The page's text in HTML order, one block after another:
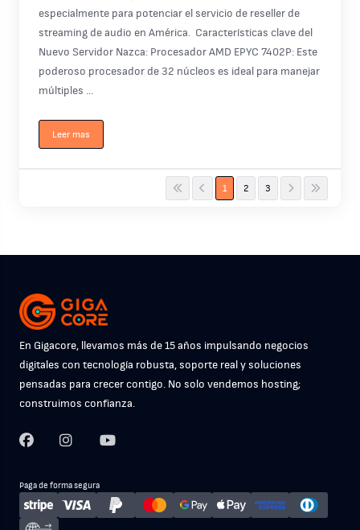
especialmente para potenciar el servicio de reseller de
streaming de audio en América. Características clave del
Nuevo Servidor Nazca: Procesador AMD EPYC 7402P: Este
poderoso procesador de 32 núcleos es ideal para manejar
múltiples ...
Leer mas
1 2 3
En Gigacore, llevamos más de 15 años impulsando negocios
digitales con tecnología robusta, soporte real y soluciones
pensadas para crecer contigo. No solo vendemos hosting;
construimos confianza.
Paga de forma segura